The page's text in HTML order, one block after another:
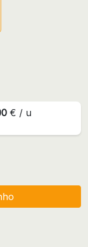
€ / u